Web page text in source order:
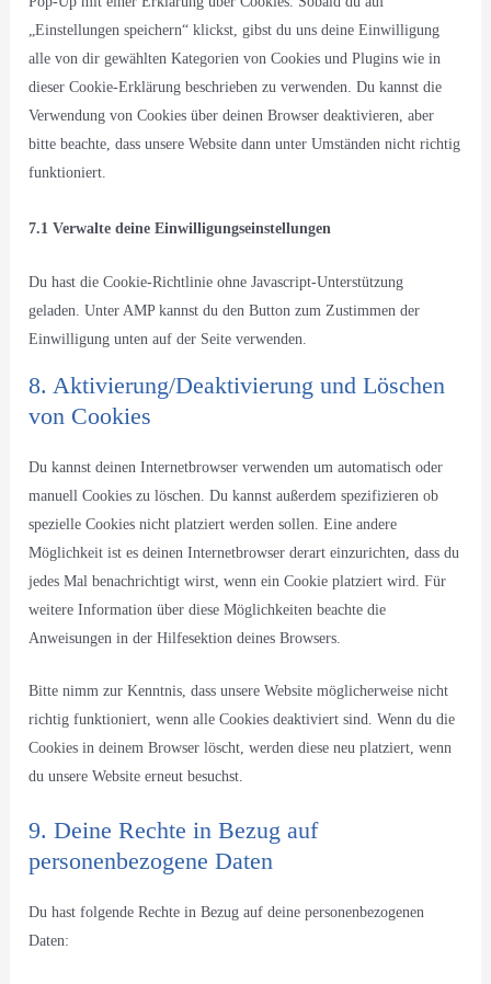
„Einstellungen speichern“ klickst, gibst du uns deine Einwilligung
alle von dir gewählten Kategorien von Cookies und Plugins wie in
dieser Cookie-Erklärung beschrieben zu verwenden. Du kannst die
Verwendung von Cookies über deinen Browser deaktivieren, aber
bitte beachte, dass unsere Website dann unter Umständen nicht richtig
funktioniert.
7.1 Verwalte deine Einwilligungseinstellungen
Du hast die Cookie-Richtlinie ohne Javascript-Unterstützung
geladen. Unter AMP kannst du den Button zum Zustimmen der
Einwilligung unten auf der Seite verwenden.
8. Aktivierung/Deaktivierung und Löschen
von Cookies
Du kannst deinen Internetbrowser verwenden um automatisch oder
manuell Cookies zu löschen. Du kannst außerdem spezifizieren ob
spezielle Cookies nicht platziert werden sollen. Eine andere
Möglichkeit ist es deinen Internetbrowser derart einzurichten, dass du
jedes Mal benachrichtigt wirst, wenn ein Cookie platziert wird. Für
weitere Information über diese Möglichkeiten beachte die
Anweisungen in der Hilfesektion deines Browsers.
Bitte nimm zur Kenntnis, dass unsere Website möglicherweise nicht
richtig funktioniert, wenn alle Cookies deaktiviert sind. Wenn du die
Cookies in deinem Browser löscht, werden diese neu platziert, wenn
du unsere Website erneut besuchst.
9. Deine Rechte in Bezug auf
personenbezogene Daten
Du hast folgende Rechte in Bezug auf deine personenbezogenen
Daten: